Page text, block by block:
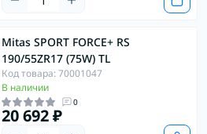
Mitas SPORT FORCE+ RS
190/55ZR17 (75W) TL
Код товара: 70001047
В наличии
0
20 692 ₽